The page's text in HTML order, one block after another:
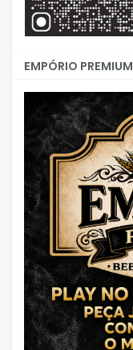
EMPÓRIO PREMIUM